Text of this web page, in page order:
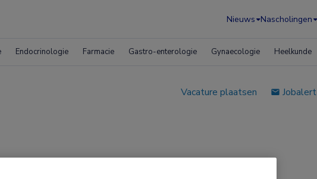
Nieuws Nascholingen
Endocrinologie Farmacie Gastro-enterologie Gynaecologie Heelkunde
Vacature plaatsen Jobalert